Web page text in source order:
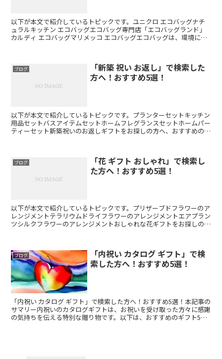
以下が本文で紹介しているトピックです。ユニクロ エコバッグナチ
ュラルキッチン エコバッグエコバッグ専門店「エコバッグランド」
カルディ エコバッグマリメッコ エコバッグエコバッグは、環境にや
ブログ
「新築 祝い お返し」で検索した
方へ！おすすめ5選！
以下が本文で紹介しているトピックです。プランターセットキッチン
用品セットバスアイテムセットホームフレグランスセットホームパー
ティーセット新築祝いのお返しギフトをお探しの方へ、おすすめのア
ブログ
「花 ギフト おしゃれ」で検索し
た方へ！おすすめ5選！
以下が本文で紹介しているトピックです。プリザーブドフラワーのア
レンジメントテラリウムドライフラワーのアレンジメントエアプラン
ツシルクフラワーのアレンジメントおしゃれな花ギフトをお探しの方
ブログ
「内祝い カタログ ギフト」で検
索した方へ！おすすめ5選！
「内祝い カタログ ギフト」で検索した方へ！おすすめ5選！本記事の
サマリー内祝いのカタログギフトは、お祝いを受け取った方々に感謝
の気持ちを伝える特別な贈り物です。以下は、おすすめのギフト5選